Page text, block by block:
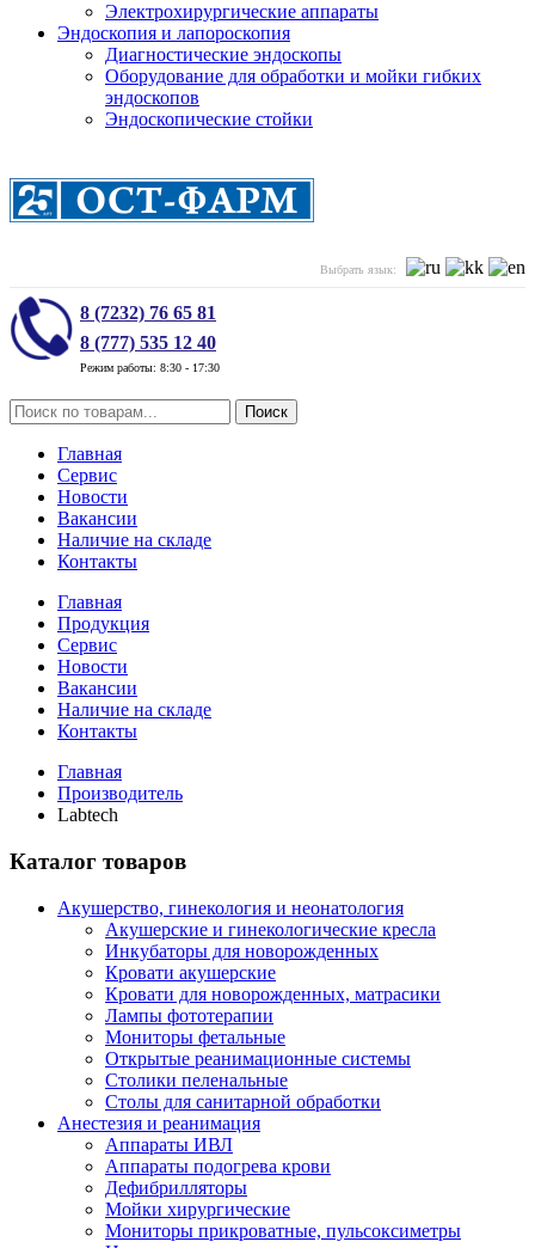
Электрохирургические аппараты
Эндоскопия и лапороскопия
Диагностические эндоскопы
Оборудование для обработки и мойки гибких
эндоскопов
Эндоскопические стойки
Выбрать язык:
8 (7232) 76 65 81
8 (777) 535 12 40
Режим работы: 8:30 - 17:30
Поиск
Главная
Сервис
Новости
Вакансии
Наличие на складе
Контакты
Главная
Продукция
Сервис
Новости
Вакансии
Наличие на складе
Контакты
Главная
Производитель
Labtech
Каталог товаров
Акушерство, гинекология и неонатология
Акушерские и гинекологические креслa
Инкубаторы для новорожденных
Кровати акушерские
Кровати для новорожденных, матрасики
Лампы фототерапии
Мониторы фетальные
Открытые реанимационные системы
Столики пеленальные
Столы для санитарной обработки
Анестезия и реанимация
Аппараты ИВЛ
Аппараты подогрева крови
Дефибрилляторы
Мойки хирургические
Мониторы прикроватные, пульсоксиметры